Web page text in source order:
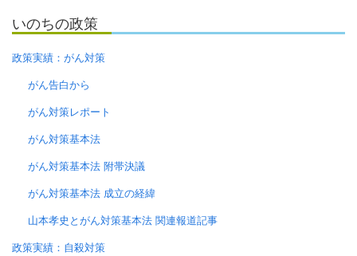
いのちの政策
政策実績：がん対策
がん告白から
がん対策レポート
がん対策基本法
がん対策基本法 附帯決議
がん対策基本法 成立の経緯
山本孝史とがん対策基本法 関連報道記事
政策実績：自殺対策